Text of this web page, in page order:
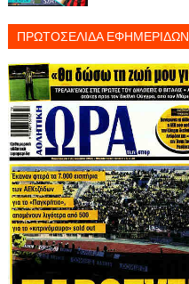
ΠΡΩΤΟΣΕΛΙΔΑ ΕΦΗΜΕΡΙΔΩΝ